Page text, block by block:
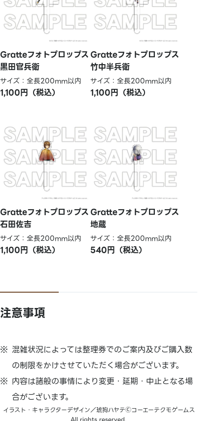
Gratteフォトプロップス
黒田官兵衛
サイズ：全長200mm以内
1,100円（税込）
Gratteフォトプロップス
竹中半兵衛
サイズ：全長200mm以内
1,100円（税込）
Gratteフォトプロップス
石田佐吉
サイズ：全長200mm以内
1,100円（税込）
Gratteフォトプロップス
地蔵
サイズ：全長200mm以内
540円（税込）
注意事項
混雑状況によっては整理券でのご案内及びご購入数
の制限をかけさせていただく場合がございます。
内容は諸般の事情により変更・延期・中止となる場
合がございます。
イラスト・キャラクターデザイン／琥狗ハヤテⒸコーエーテクモゲームス